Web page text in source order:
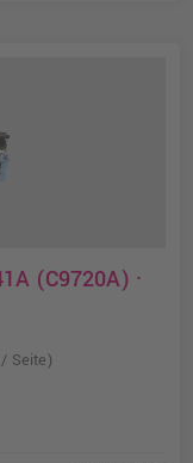
(C9720A) ·
Seite)